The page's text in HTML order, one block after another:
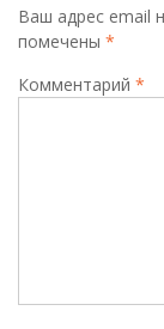
Ваш адрес email
помечены *
Комментарий *